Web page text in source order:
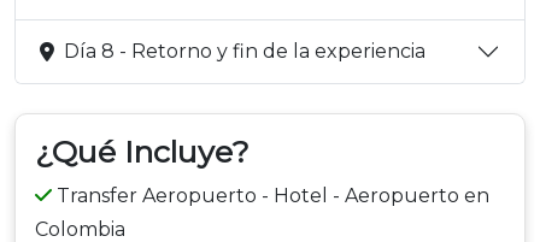
Día 8 - Retorno y fin de la experiencia
¿Qué Incluye?
Transfer Aeropuerto - Hotel - Aeropuerto en
Colombia